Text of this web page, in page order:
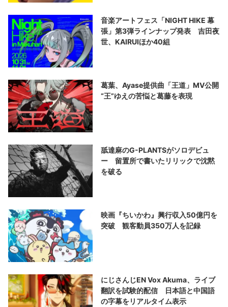
音楽アートフェス「NIGHT HIKE 幕
張」第3弾ラインナップ発表 吉田夜
世、KAIRUIほか40組
葛葉、Ayase提供曲「王道」MV公開
“王”ゆえの苦悩と葛藤を表現
舐達麻のG-PLANTSがソロデビュ
ー 留置所で書いたリリックで沈黙
を破る
映画『ちいかわ』興行収入50億円を
突破 観客動員350万人を記録
にじさんじEN Vox Akuma、ライブ
翻訳を試験的配信 日本語と中国語
の字幕をリアルタイム表示